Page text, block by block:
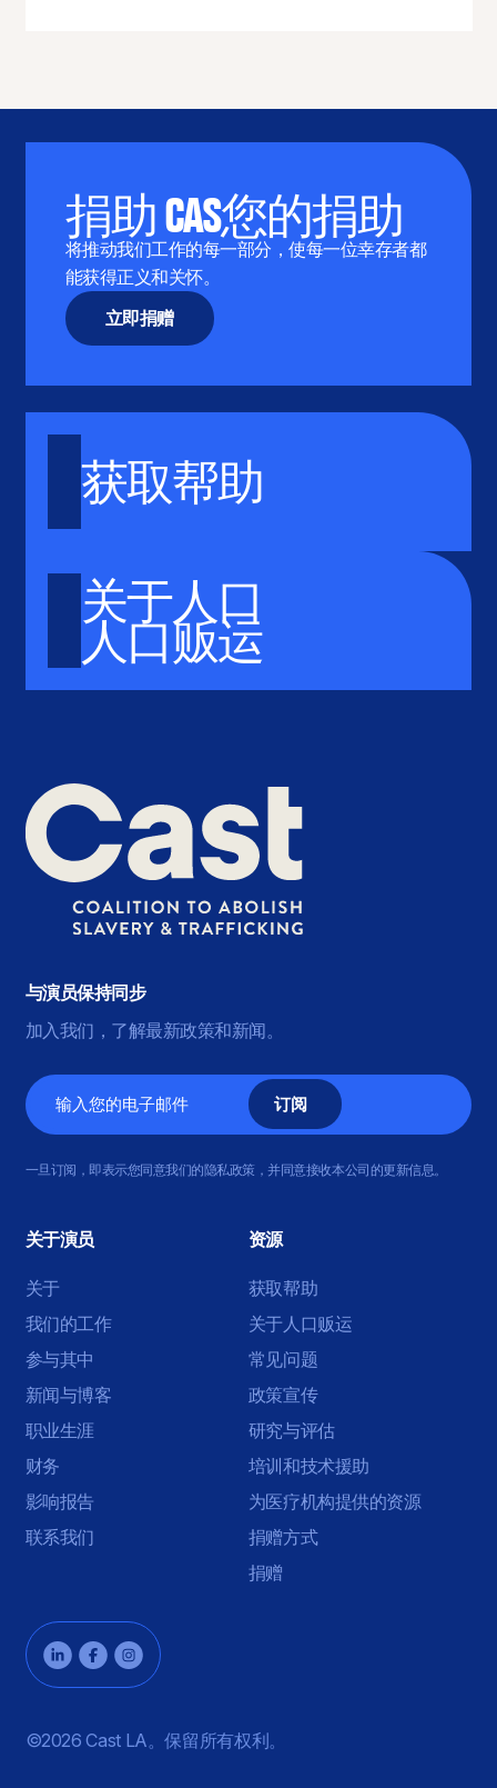
捐助 CAS您的捐助
将推动我们工作的每一部分，使每一位幸存者都
能获得正义和关怀。
立即捐赠
获取帮助
关于人口
人口贩运
与演员保持同步
加入我们，了解最新政策和新闻。
电
子
一旦订阅，即表示您同意我们的隐私政策，并同意接收本公司的更新信息。
关于演员
关于
我们的工作
参与其中
新闻与博客
职业生涯
财务
影响报告
联系我们
资源
获取帮助
关于人口贩运
常见问题
政策宣传
研究与评估
培训和技术援助
为医疗机构提供的资源
捐赠方式
捐赠
©2026 Cast LA。保留所有权利。